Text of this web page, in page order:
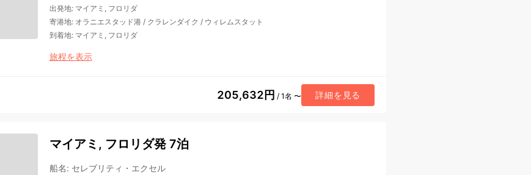
出発地: マイアミ, フロリダ
寄港地: オラニエスタッド港/ クラレンダイク / ウィレムスタット
到着地: マイアミ, フロリダ
旅程を表示
205,632円 / 1名 〜 詳細を見る
マイアミ, フロリダ発 7泊
船名: セレブリティ・エクセル